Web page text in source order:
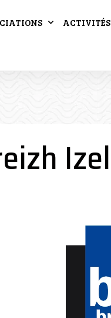
ACTIVITÉS
Izel